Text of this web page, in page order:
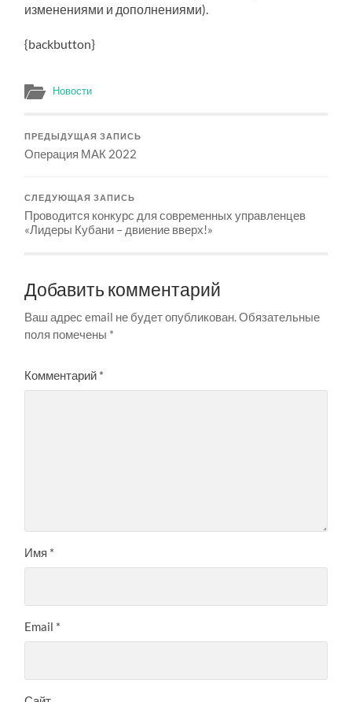
изменениями и дополнениями).
{backbutton}
Новости
ПРЕДЫДУЩАЯ ЗАПИСЬ
Операция МАК 2022
СЛЕДУЮЩАЯ ЗАПИСЬ
Проводится конкурс для современных управленцев
«Лидеры Кубани – двиение вверх!»
Добавить комментарий
Ваш адрес email не будет опубликован. Обязательные
поля помечены *
Комментарий *
Имя *
Email *